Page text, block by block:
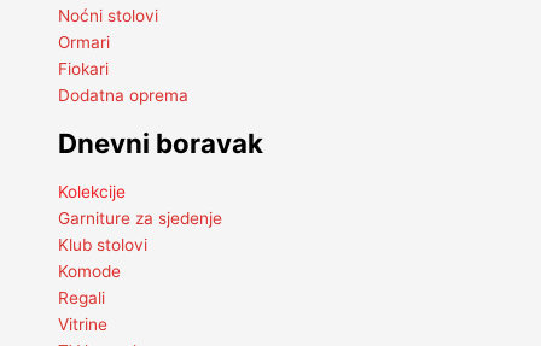
Noćni stolovi
Ormari
Fiokari
Dodatna oprema
Dnevni boravak
Kolekcije
Garniture za sjedenje
Klub stolovi
Komode
Regali
Vitrine